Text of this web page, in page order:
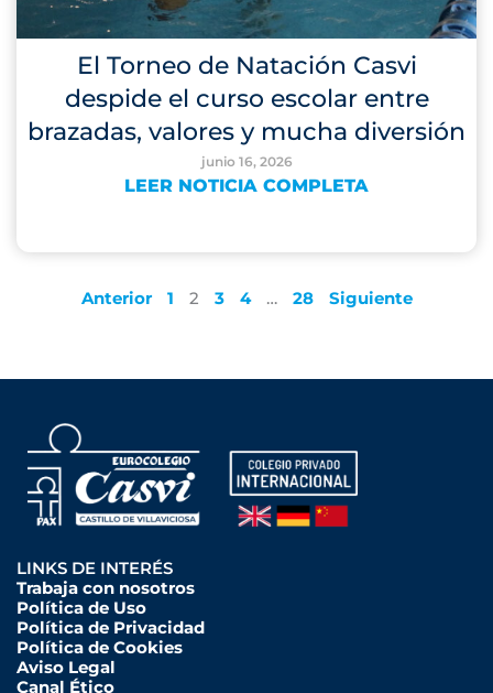
El Torneo de Natación Casvi
despide el curso escolar entre
brazadas, valores y mucha diversión
junio 16, 2026
LEER NOTICIA COMPLETA
Anterior 1 2 3 4 … 28 Siguiente
LINKS DE INTERÉS
Trabaja con nosotros
Política de Uso
Política de Privacidad
Política de Cookies
Aviso Legal
Canal Ético